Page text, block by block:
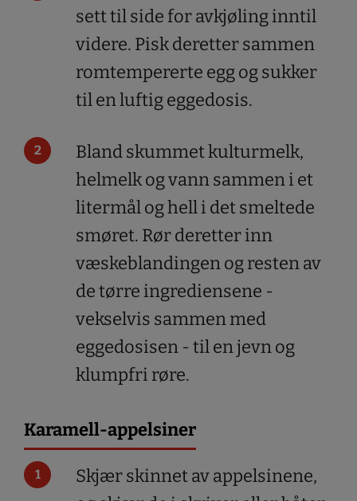
sett til side for avkjøling inntil
videre. Pisk deretter sammen
romtempererte egg og sukker
til en luftig eggedosis.
Bland skummet kulturmelk,
helmelk og vann sammen i et
litermål og hell i det smeltede
smøret. Rør deretter inn
væskeblandingen og resten av
de tørre ingrediensene -
vekselvis sammen med
eggedosisen - til en jevn og
klumpfri røre.
Karamell-appelsiner
Skjær skinnet av appelsinene,